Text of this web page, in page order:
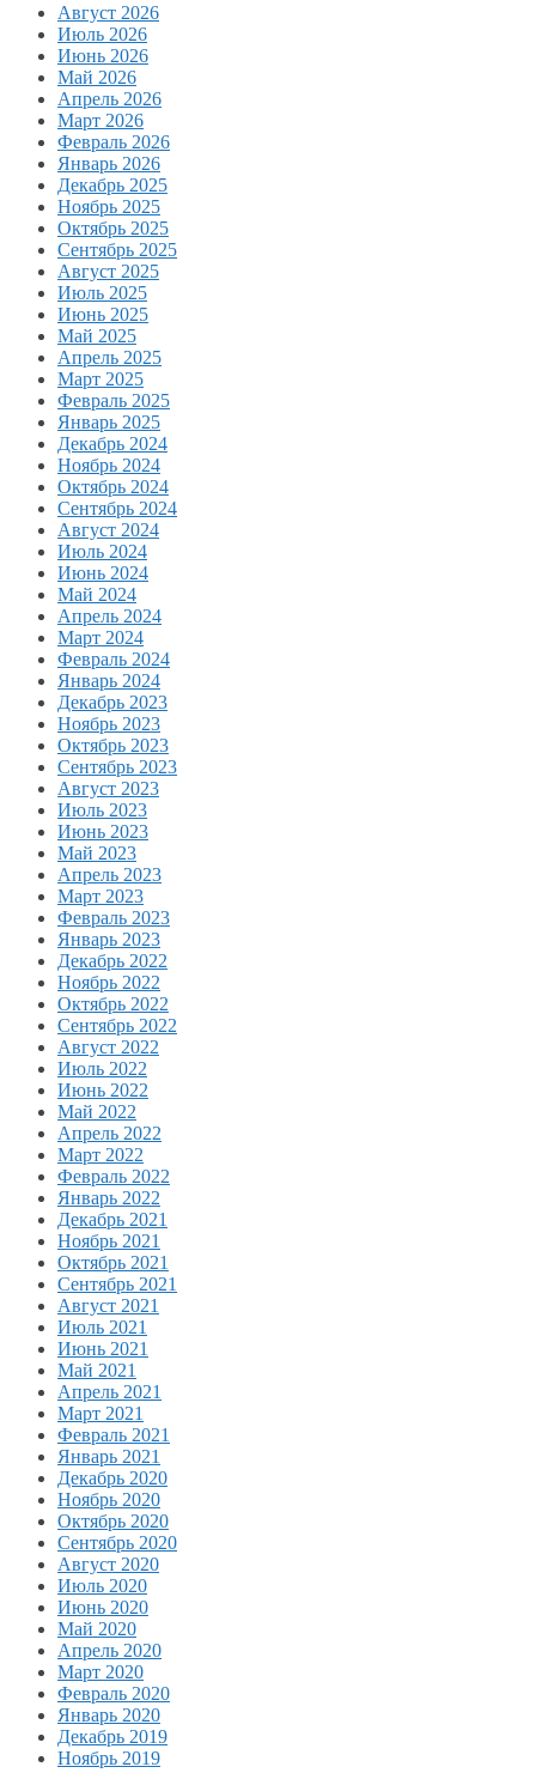
Август 2026
Июль 2026
Июнь 2026
Май 2026
Апрель 2026
Март 2026
Февраль 2026
Январь 2026
Декабрь 2025
Ноябрь 2025
Октябрь 2025
Сентябрь 2025
Август 2025
Июль 2025
Июнь 2025
Май 2025
Апрель 2025
Март 2025
Февраль 2025
Январь 2025
Декабрь 2024
Ноябрь 2024
Октябрь 2024
Сентябрь 2024
Август 2024
Июль 2024
Июнь 2024
Май 2024
Апрель 2024
Март 2024
Февраль 2024
Январь 2024
Декабрь 2023
Ноябрь 2023
Октябрь 2023
Сентябрь 2023
Август 2023
Июль 2023
Июнь 2023
Май 2023
Апрель 2023
Март 2023
Февраль 2023
Январь 2023
Декабрь 2022
Ноябрь 2022
Октябрь 2022
Сентябрь 2022
Август 2022
Июль 2022
Июнь 2022
Май 2022
Апрель 2022
Март 2022
Февраль 2022
Январь 2022
Декабрь 2021
Ноябрь 2021
Октябрь 2021
Сентябрь 2021
Август 2021
Июль 2021
Июнь 2021
Май 2021
Апрель 2021
Март 2021
Февраль 2021
Январь 2021
Декабрь 2020
Ноябрь 2020
Октябрь 2020
Сентябрь 2020
Август 2020
Июль 2020
Июнь 2020
Май 2020
Апрель 2020
Март 2020
Февраль 2020
Январь 2020
Декабрь 2019
Ноябрь 2019